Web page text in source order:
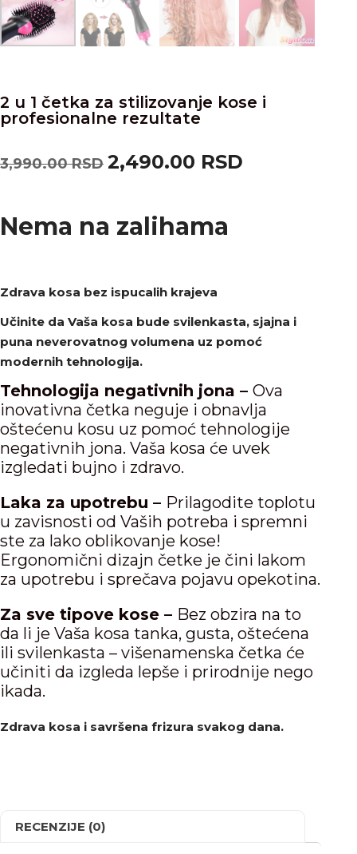
2 u 1 četka za stilizovanje kose i
profesionalne rezultate
3,990.00RSD 2,490.00 RSD
Nema na zalihama
Zdrava kosa bez ispucalih krajeva
Učinite da Vaša kosa bude svilenkasta, sjajna i
puna neverovatnog volumena uz pomoć
modernih tehnologija.
Tehnologija negativnih jona – Ova
inovativna četka neguje i obnavlja
oštećenu kosu uz pomoć tehnologije
negativnih jona. Vaša kosa će uvek
izgledati bujno i zdravo.
Laka za upotrebu – Prilagodite toplotu
u zavisnosti od Vaših potreba i spremni
ste za lako oblikovanje kose!
Ergonomični dizajn četke je čini lakom
za upotrebu i sprečava pojavu opekotina.
Za sve tipove kose – Bez obzira na to
da li je Vaša kosa tanka, gusta, oštećena
ili svilenkasta – višenamenska četka će
učiniti da izgleda lepše i prirodnije nego
ikada.
Zdrava kosa i savršena frizura svakog dana.
RECENZIJE (0)